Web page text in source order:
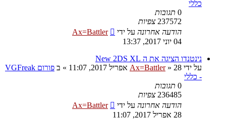
כללי
0 תגובות
237572 צפיות
הודעה אחרונה על ידי
Ax=Battler
04 יוני 2017, 13:37
נינטנדו הציגה את ה New 2DS XL
על ידי
Ax=Battler» 28 אפריל 2017, 11:07 » ב
פורום VGFreak
- כללי
0 תגובות
236485 צפיות
הודעה אחרונה על ידי
Ax=Battler
28 אפריל 2017, 11:07